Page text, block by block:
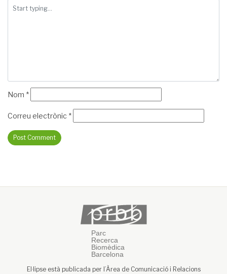
Nom *
Correu electrònic *
El·lipse està publicada per l’Àrea de Comunicació i Relacions